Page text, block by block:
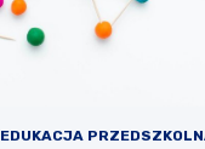
EDUKACJA